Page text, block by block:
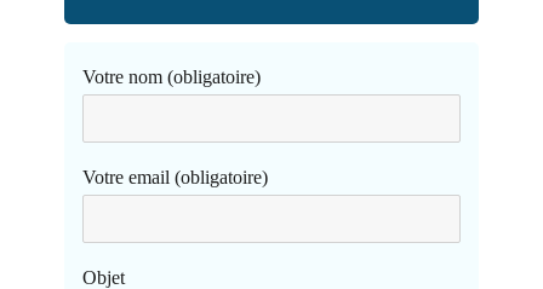
Votre nom (obligatoire)
Votre email (obligatoire)
Objet